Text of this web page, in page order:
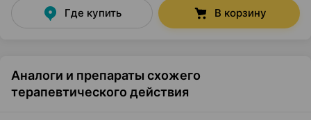
Где купить В корзину
Аналоги и препараты схожего
терапевтического действия